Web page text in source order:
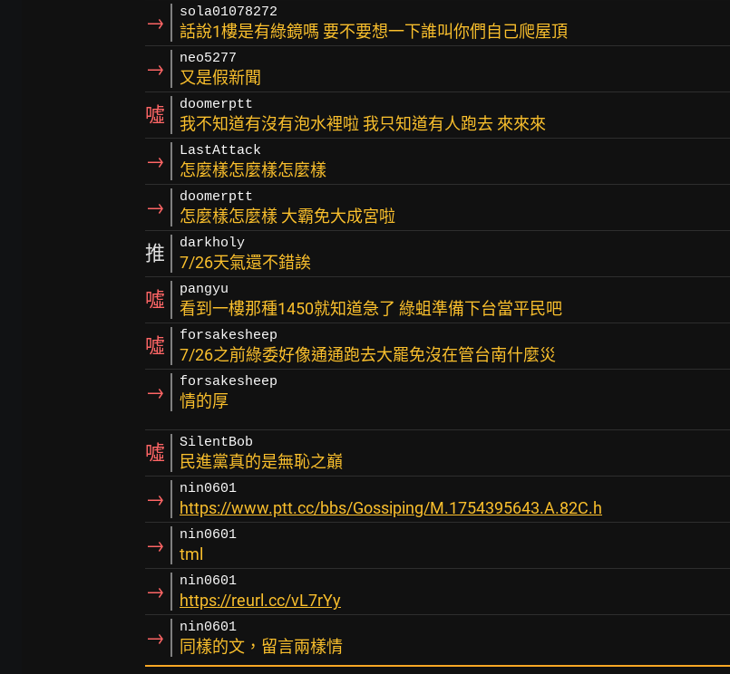
→ sola01078272
話說1樓是有綠鏡嗎 要不要想一下誰叫你們自己爬屋頂
→ neo5277
又是假新聞
噓 doomerptt
我不知道有沒有泡水裡啦 我只知道有人跑去 來來來
→ LastAttack
怎麼樣怎麼樣怎麼樣
→ doomerptt
怎麼樣怎麼樣 大霸免大成宮啦
推 darkholy
7/26天氣還不錯誒
噓 pangyu
看到一樓那種1450就知道急了 綠蛆準備下台當平民吧
噓 forsakesheep
7/26之前綠委好像通通跑去大罷免沒在管台南什麼災
→ forsakesheep
情的厚
噓 SilentBob
民進黨真的是無恥之巔
→ nin0601
https://www.ptt.cc/bbs/Gossiping/M.1754395643.A.82C.h
→ nin0601
tml
→ nin0601
https://reurl.cc/vL7rYy
→ nin0601
同樣的文，留言兩樣情